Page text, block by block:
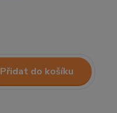
Přidat do košíku